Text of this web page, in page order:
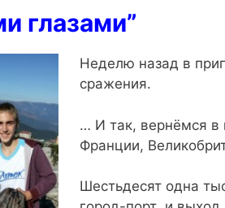
глазами”
Неделю назад в
сражения.
… И так, вернёмся в
Франции,
Шестьдесят одна